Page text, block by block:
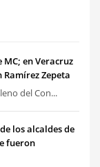
en Veracruz
Zepeta
del Con...
los alcaldes de
fueron